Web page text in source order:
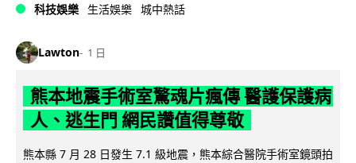
科技娛樂 生活娛樂 城中熱話
Lawton 1 日
熊本地震手術室驚魂片瘋傳 醫護保護病
人、逃生門 網民讚值得尊敬
熊本縣 7 月 28 日發生 7.1 級地震，熊本綜合醫院手術室鏡頭拍